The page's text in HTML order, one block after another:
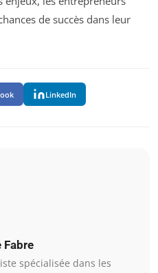
de succès dans leur
LinkedIn
Fabre
spécialisée dans les